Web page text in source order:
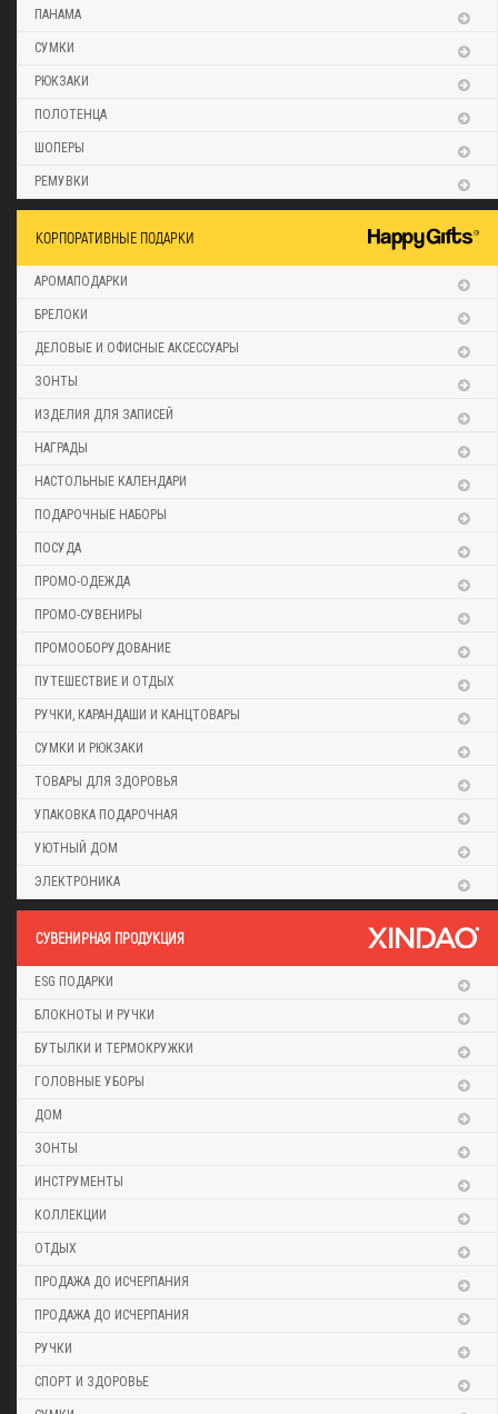
ПАНАМА
СУМКИ
РЮКЗАКИ
ПОЛОТЕНЦА
ШОПЕРЫ
РЕМУВКИ
КОРПОРАТИВНЫЕ ПОДАРКИ
АРОМАПОДАРКИ
БРЕЛОКИ
ДЕЛОВЫЕ И ОФИСНЫЕ АКСЕССУАРЫ
ЗОНТЫ
ИЗДЕЛИЯ ДЛЯ ЗАПИСЕЙ
НАГРАДЫ
НАСТОЛЬНЫЕ КАЛЕНДАРИ
ПОДАРОЧНЫЕ НАБОРЫ
ПОСУДА
ПРОМО-ОДЕЖДА
ПРОМО-СУВЕНИРЫ
ПРОМООБОРУДОВАНИЕ
ПУТЕШЕСТВИЕ И ОТДЫХ
РУЧКИ, КАРАНДАШИ И КАНЦТОВАРЫ
СУМКИ И РЮКЗАКИ
ТОВАРЫ ДЛЯ ЗДОРОВЬЯ
УПАКОВКА ПОДАРОЧНАЯ
УЮТНЫЙ ДОМ
ЭЛЕКТРОНИКА
CУВЕНИРНАЯ ПРОДУКЦИЯ
ESG ПОДАРКИ
БЛОКНОТЫ И РУЧКИ
БУТЫЛКИ И ТЕРМОКРУЖКИ
ГОЛОВНЫЕ УБОРЫ
ДОМ
ЗОНТЫ
ИНСТРУМЕНТЫ
КОЛЛЕКЦИИ
ОТДЫХ
ПРОДАЖА ДО ИСЧЕРПАНИЯ
ПРОДАЖА ДО ИСЧЕРПАНИЯ
РУЧКИ
СПОРТ И ЗДОРОВЬЕ